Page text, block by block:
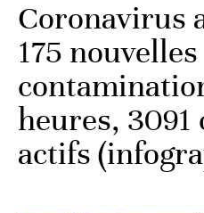
Coronavirus
175 nouvelles
heures, 3091
actifs